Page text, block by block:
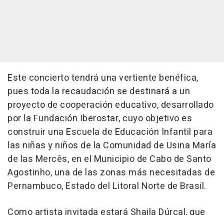
Este concierto tendrá una vertiente benéfica,
pues toda la recaudación se destinará a un
proyecto de cooperación educativo, desarrollado
por la Fundación Iberostar, cuyo objetivo es
construir una Escuela de Educación Infantil para
las niñas y niños de la Comunidad de Usina María
de las Mercês, en el Municipio de Cabo de Santo
Agostinho, una de las zonas más necesitadas de
Pernambuco, Estado del Litoral Norte de Brasil.
Como artista invitada estará Shaila Dúrcal, que